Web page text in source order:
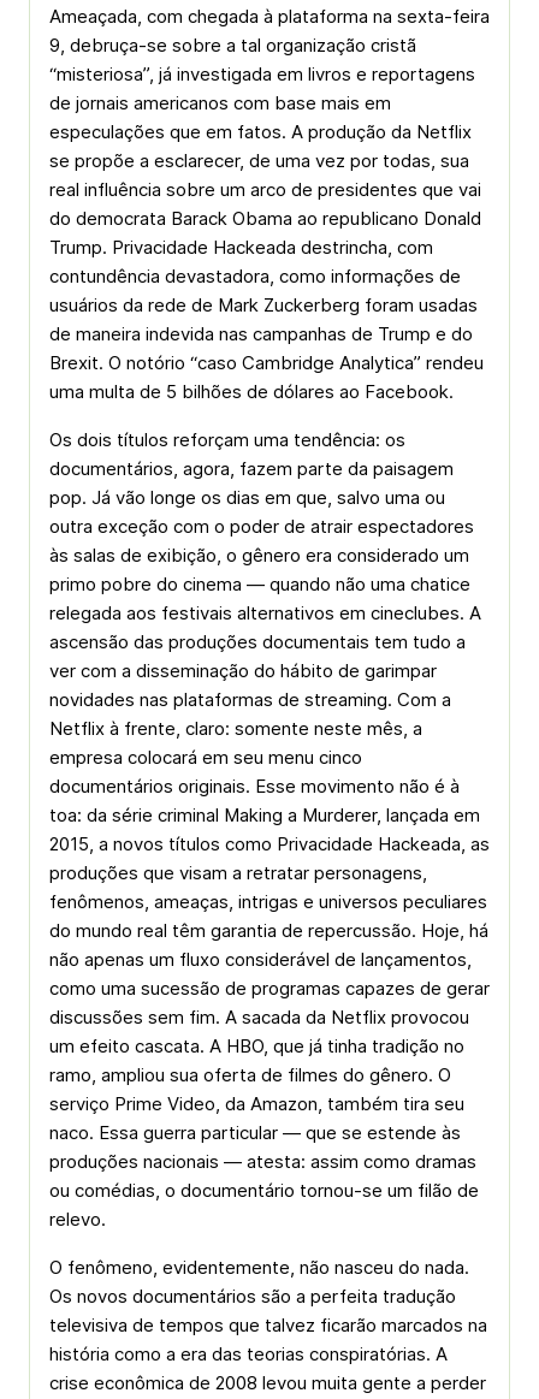
Ameaçada, com chegada à plataforma na sexta-feira
9, debruça-se sobre a tal organização cristã
“misteriosa”, já investigada em livros e reportagens
de jornais americanos com base mais em
especulações que em fatos. A produção da Netflix
se propõe a esclarecer, de uma vez por todas, sua
real influência sobre um arco de presidentes que vai
do democrata Barack Obama ao republicano Donald
Trump. Privacidade Hackeada destrincha, com
contundência devastadora, como informações de
usuários da rede de Mark Zuckerberg foram usadas
de maneira indevida nas campanhas de Trump e do
Brexit. O notório “caso Cambridge Analytica” rendeu
uma multa de 5 bilhões de dólares ao Facebook.
Os dois títulos reforçam uma tendência: os
documentários, agora, fazem parte da paisagem
pop. Já vão longe os dias em que, salvo uma ou
outra exceção com o poder de atrair espectadores
às salas de exibição, o gênero era considerado um
primo pobre do cinema — quando não uma chatice
relegada aos festivais alternativos em cineclubes. A
ascensão das produções documentais tem tudo a
ver com a disseminação do hábito de garimpar
novidades nas plataformas de stream­ing. Com a
Netflix à frente, claro: somente neste mês, a
empresa colocará em seu menu cinco
documentários originais. Esse movimento não é à
toa: da série criminal Making a Murderer, lançada em
2015, a novos títulos como Privacidade Hackeada, as
produções que visam a retratar personagens,
fenômenos, ameaças, intrigas e universos peculiares
do mundo real têm garantia de repercussão. Hoje, há
não apenas um fluxo considerável de lançamentos,
como uma sucessão de programas capazes de gerar
discussões sem fim. A sacada da Netflix provocou
um efeito cascata. A HBO, que já tinha tradição no
ramo, ampliou sua oferta de filmes do gênero. O
serviço Prime Video, da Amazon, também tira seu
naco. Essa guerra particular — que se estende às
produções nacionais — atesta: assim como dramas
ou comédias, o documentário tornou-se um filão de
relevo.
O fenômeno, evidentemente, não nasceu do nada.
Os novos documentários são a perfeita tradução
televisiva de tempos que talvez ficarão marcados na
história como a era das teorias conspiratórias. A
crise econômica de 2008 levou muita gente a perder